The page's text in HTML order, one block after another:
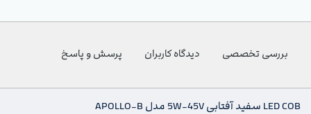
بررسی تخصصی دیدگاه کاربران پرسش و پاسخ
LED COB سفید آفتابی 5W-45V مدل APOLLO-B